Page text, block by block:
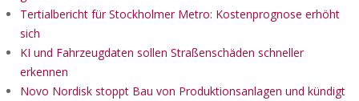
Tertialbericht für Stockholmer Metro: Kostenprognose erhöht
sich
KI und Fahrzeugdaten sollen Straßenschäden schneller
erkennen
Novo Nordisk stoppt Bau von Produktionsanlagen und kündigt